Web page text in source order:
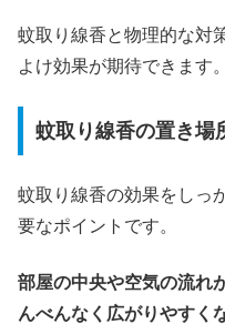
蚊取り線香と物理的な対
よけ効果が期待できます。
蚊取り線香の置き場
蚊取り線香の効果をしっ
要なポイントです。
部屋の中央や空気の流れ
んべんなく広がりやすく